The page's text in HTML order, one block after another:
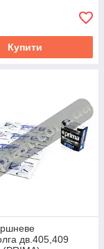
Купити
дв.405,409